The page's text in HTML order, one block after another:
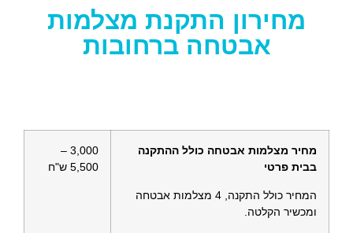
מחירון התקנת מצלמות
אבטחה ברחובות
מחיר מצלמות אבטחה כולל ההתקנה
בבית פרטי
המחיר כולל התקנה, 4 מצלמות אבטחה
ומכשיר הקלטה.
3,000 –
5,500 ש"ח